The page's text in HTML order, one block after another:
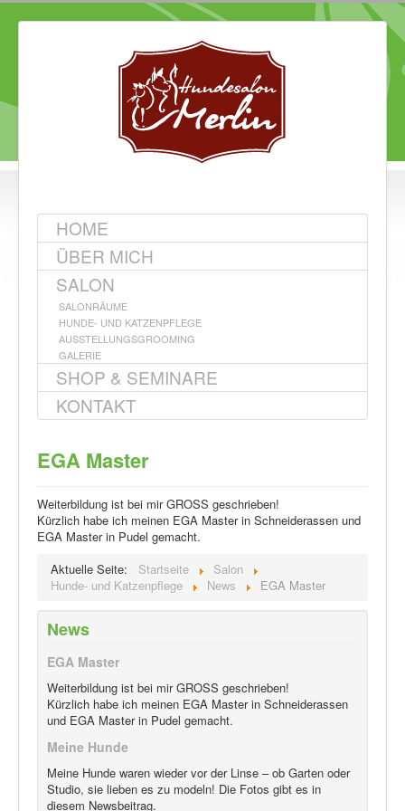
HOME
ÜBER MICH
SALON
SALONRÄUME
HUNDE- UND KATZENPFLEGE
AUSSTELLUNGSGROOMING
GALERIE
SHOP & SEMINARE
KONTAKT
EGA Master
Weiterbildung ist bei mir GROSS geschrieben!
Kürzlich habe ich meinen EGA Master in Schneiderassen und
EGA Master in Pudel gemacht.
Aktuelle Seite:
Startseite
Salon
Hunde- und Katzenpflege
News EGA Master
News
EGA Master
Weiterbildung ist bei mir GROSS geschrieben!
Kürzlich habe ich meinen EGA Master in Schneiderassen
und EGA Master in Pudel gemacht.
Meine Hunde
Meine Hunde waren wieder vor der Linse – ob Garten oder
Studio, sie lieben es zu modeln! Die Fotos gibt es in
diesem Newsbeitrag.